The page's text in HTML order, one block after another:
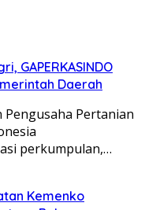
GAPERKASINDO
Daerah
Pengusaha Pertanian
perkumpulan,…
Kemenko